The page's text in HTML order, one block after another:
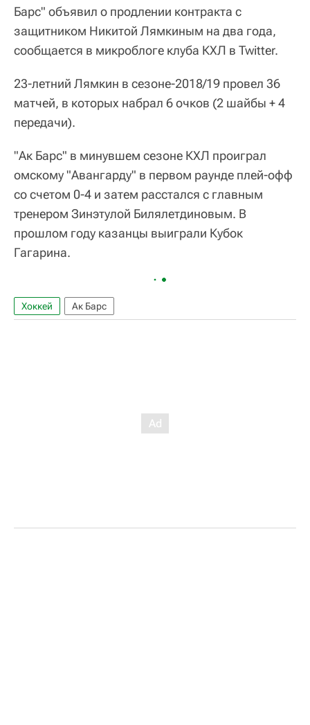
Барс" объявил о продлении контракта с
защитником Никитой Лямкиным на два года,
сообщается в микроблоге клуба КХЛ в Twitter.
23-летний Лямкин в сезоне-2018/19 провел 36
матчей, в которых набрал 6 очков (2 шайбы + 4
передачи).
"Ак Барс" в минувшем сезоне КХЛ проиграл
омскому "Авангарду" в первом раунде плей-офф
со счетом 0-4 и затем расстался с главным
тренером Зинэтулой Билялетдиновым. В
прошлом году казанцы выиграли Кубок
Гагарина.
Хоккей Ак Барс